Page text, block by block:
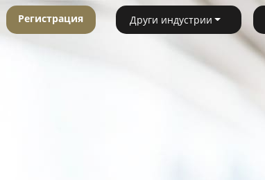
Регистрация Други индустрии